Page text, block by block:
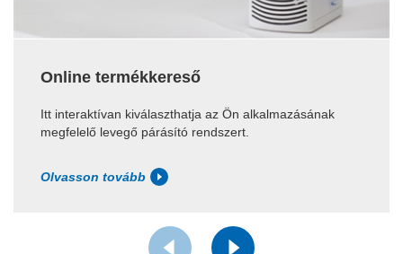
Online termékkereső
Itt interaktívan kiválaszthatja az Ön alkalmazásának
megfelelő levegő párásító rendszert.
Olvasson tovább